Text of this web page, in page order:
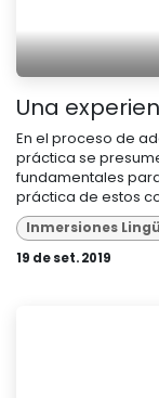
Una
En el proceso de
práctica se
fundamentales
práctica de estos
Inmersiones
19 de set. 2019